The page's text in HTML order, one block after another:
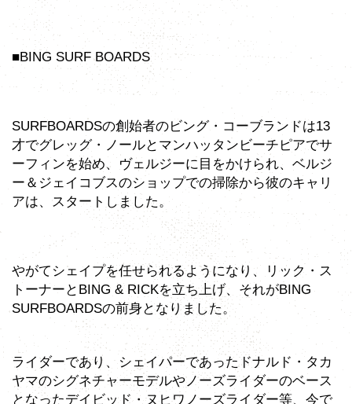
■BING SURF BOARDS
SURFBOARDSの創始者のビング・コーブランドは13
才でグレッグ・ノールとマンハッタンビーチピアでサ
ーフィンを始め、ヴェルジーに目をかけられ、ベルジ
ー＆ジェイコブスのショップでの掃除から彼のキャリ
アは、スタートしました。
やがてシェイプを任せられるようになり、リック・ス
トーナーとBING & RICKを立ち上げ、それがBING
SURFBOARDSの前身となりました。
ライダーであり、シェイパーであったドナルド・タカ
ヤマのシグネチャーモデルやノーズライダーのベース
となったデイビッド・ヌヒワノーズライダー等、今で